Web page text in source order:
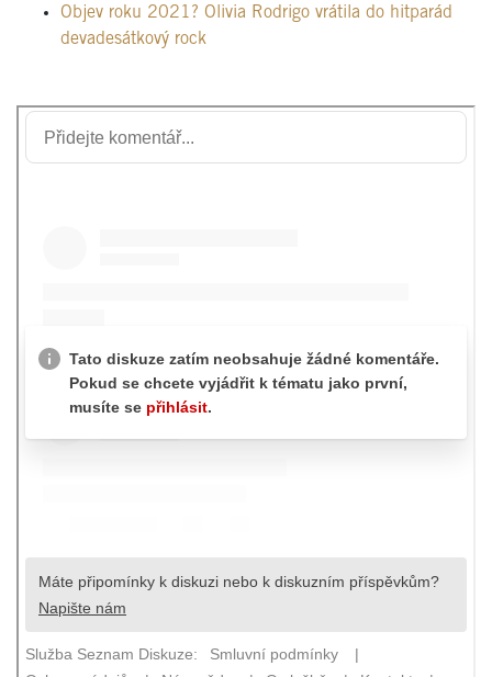
Objev roku 2021? Olivia Rodrigo vrátila do hitparád
devadesátkový rock